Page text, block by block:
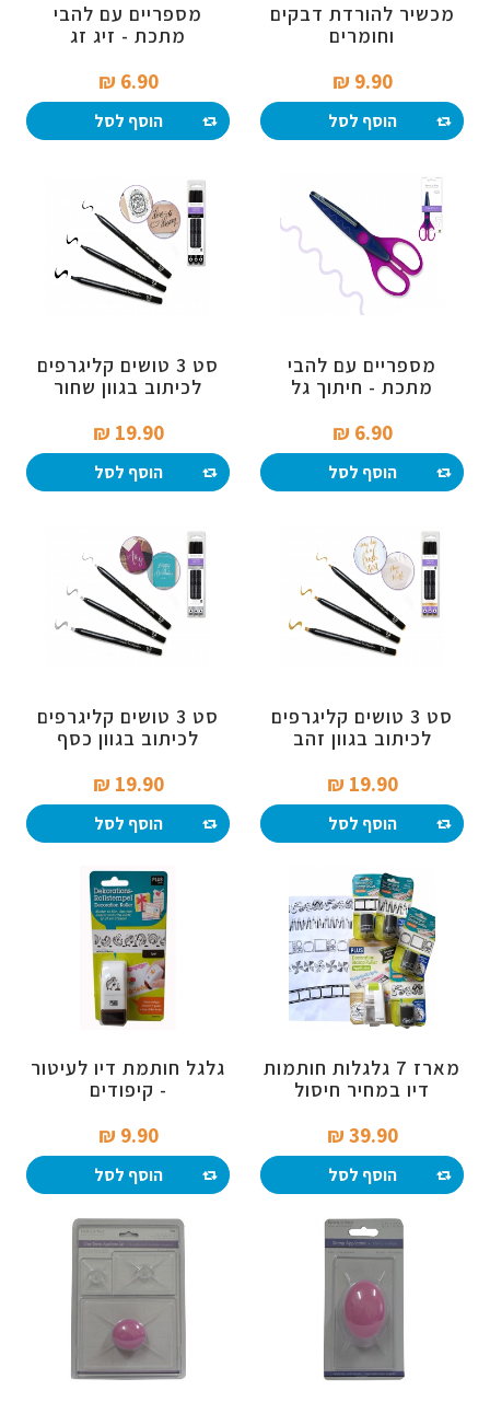
מכשיר להורדת דבקים
וחומרים
9.90 ₪‎
הוסף לסל
מספריים עם להבי
מתכת - זיג זג
6.90 ₪‎
הוסף לסל
מספריים עם להבי
מתכת - חיתוך גל
6.90 ₪‎
הוסף לסל
סט 3 טושים קליגרפים
לכיתוב בגוון שחור
19.90 ₪‎
הוסף לסל
סט 3 טושים קליגרפים
לכיתוב בגוון זהב
19.90 ₪‎
הוסף לסל
סט 3 טושים קליגרפים
לכיתוב בגוון כסף
19.90 ₪‎
הוסף לסל
מארז 7 גלגלות חותמות
דיו במחיר חיסול
39.90 ₪‎
הוסף לסל
גלגל חותמת דיו לעיטור
- קיפודים
9.90 ₪‎
הוסף לסל